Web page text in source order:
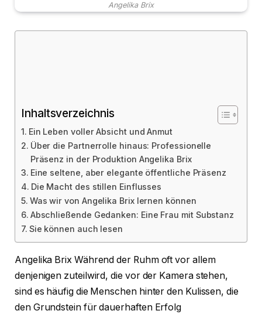
Angelika Brix
Inhaltsverzeichnis
Ein Leben voller Absicht und Anmut
Über die Partnerrolle hinaus: Professionelle
Präsenz in der Produktion Angelika Brix
Eine seltene, aber elegante öffentliche Präsenz
Die Macht des stillen Einflusses
Was wir von Angelika Brix lernen können
Abschließende Gedanken: Eine Frau mit Substanz
Sie können auch lesen
Angelika Brix Während der Ruhm oft vor allem
denjenigen zuteilwird, die vor der Kamera stehen,
sind es häufig die Menschen hinter den Kulissen, die
den Grundstein für dauerhaften Erfolg